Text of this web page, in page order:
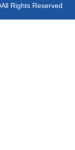
Rights Reserved